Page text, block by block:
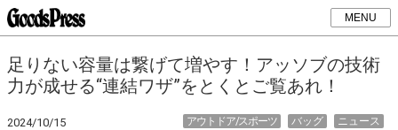
MENU
足りない容量は繋げて増やす！アッソブの技術
力が成せる“連結ワザ”をとくとご覧あれ！
2024/10/15 ニュース
バッグ
アウトドア/スポーツ